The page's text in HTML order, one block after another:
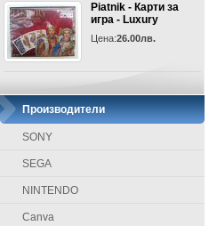
Piatnik - Карти за
игра - Luxury
Цена:26.00лв.
Производители
SONY
SEGA
NINTENDO
Canva